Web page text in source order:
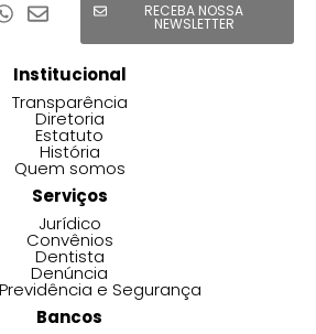
RECEBA NOSSA
NEWSLETTER
Institucional
Transparência
Diretoria
Estatuto
História
Quem somos
Serviços
Jurídico
Convênios
Dentista
Denúncia
e Segurança
Bancos